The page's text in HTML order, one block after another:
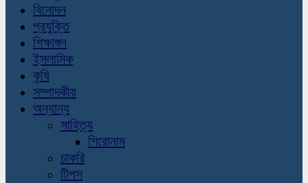
বিনোদন
প্রযুক্তি
শিক্ষাঙ্গন
ইসলামিক
কৃষি
সম্পাদকীয়
অন্যান্য
সাহিত্য
শিরোনাম
চাকরি
টিপস